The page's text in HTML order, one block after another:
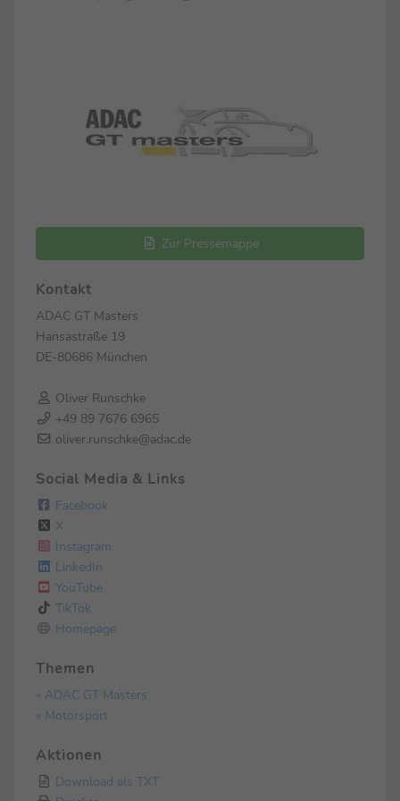
Zur Pressemappe
Kontakt
ADAC GT Masters
Hansastraße 19
DE-80686 München
Oliver Runschke
+49 89 7676 6965
oliver.runschke@adac.de
Social Media & Links
Facebook
X
Instagram
LinkedIn
YouTube
TikTok
Homepage
Themen
» ADAC GT Masters
» Motorsport
Aktionen
Download als TXT